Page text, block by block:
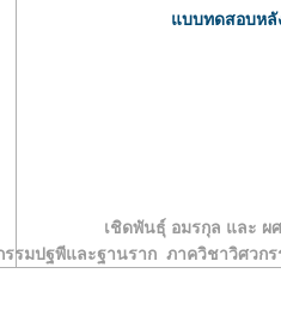
แบบทดสอบหลั
เชิดพันธุ์ อมรกุล และ ผ
รมปฐพีและฐานราก ภาควิชาวิศว